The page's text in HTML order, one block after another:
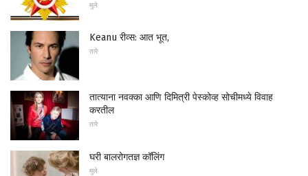
मुले
Keanu रीव्स: आत भूत,
तारे
तात्याना नवक्का आणि दिमित्री पेस्कोव्ह सोचीमध्ये विवाह
करतील
तारे
घरी बालरोगतज्ञ कॉलिंग
मुले